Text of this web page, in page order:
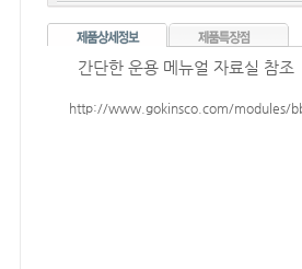
간단한 운용 메뉴얼 자료실 참조
http://www.gokinsco.com/modules/